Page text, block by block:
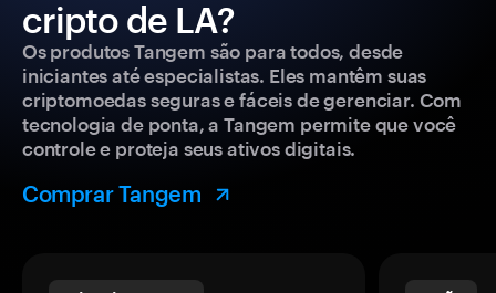
cripto de LA?
Os produtos Tangem são para todos, desde
iniciantes até especialistas. Eles mantêm suas
criptomoedas seguras e fáceis de gerenciar. Com
tecnologia de ponta, a Tangem permite que você
controle e proteja seus ativos digitais.
Comprar Tangem